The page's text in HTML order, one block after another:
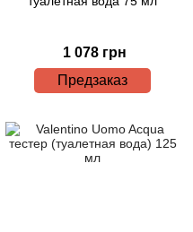
1 078 грн
Предзаказ